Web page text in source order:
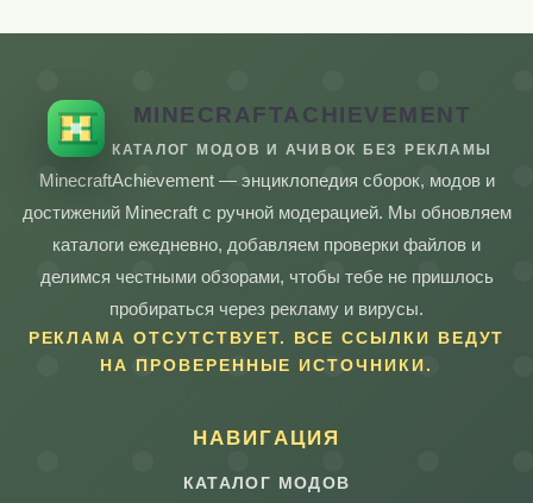
MINECRAFTACHIEVEMENT
КАТАЛОГ МОДОВ И АЧИВОК БЕЗ РЕКЛАМЫ
MinecraftAchievement — энциклопедия сборок, модов и
достижений Minecraft с ручной модерацией. Мы обновляем
каталоги ежедневно, добавляем проверки файлов и
делимся честными обзорами, чтобы тебе не пришлось
пробираться через рекламу и вирусы.
РЕКЛАМА ОТСУТСТВУЕТ. ВСЕ ССЫЛКИ ВЕДУТ
НА ПРОВЕРЕННЫЕ ИСТОЧНИКИ.
НАВИГАЦИЯ
КАТАЛОГ МОДОВ